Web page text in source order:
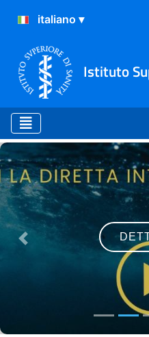
Istituto
Home
Previous